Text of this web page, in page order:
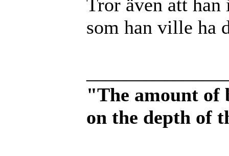
Tror även att
som han ville ha
"The amount of
on the depth of